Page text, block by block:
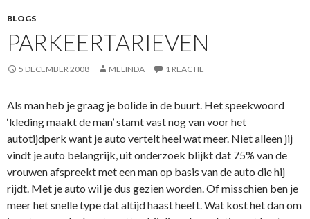
BLOGS
PARKEERTARIEVEN
5 DECEMBER 2008 MELINDA 1 REACTIE
Als man heb je graag je bolide in de buurt. Het speekwoord
‘kleding maakt de man’ stamt vast nog van voor het
autotijdperk want je auto vertelt heel wat meer. Niet alleen jij
vindt je auto belangrijk, uit onderzoek blijkt dat 75% van de
vrouwen afspreekt met een man op basis van de auto die hij
rijdt. Met je auto wil je dus gezien worden. Of misschien ben je
meer het snelle type dat altijd haast heeft. Wat kost het dan om